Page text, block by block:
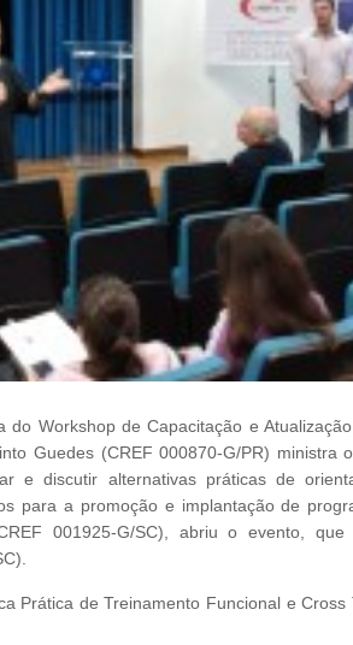
Workshop de Capacitação e
Guedes (CREF 000870-G/PR) ministra
e discutir alternativas práticas de
para a promoção e implantação de
001925-G/SC), abriu o evento,
Prática de Treinamento Funcional e Cross